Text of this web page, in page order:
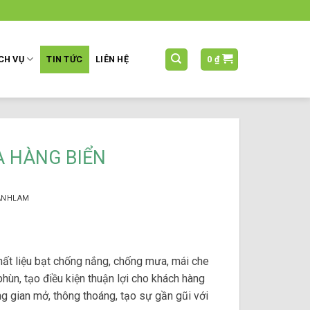
VỤ TIN TỨC LIÊN HỆ 0 ₫
BIỂN
liệu bạt chống nắng, chống mưa, mái che
tạo điều kiện thuận lợi cho khách hàng
gian mở, thông thoáng, tạo sự gần gũi với